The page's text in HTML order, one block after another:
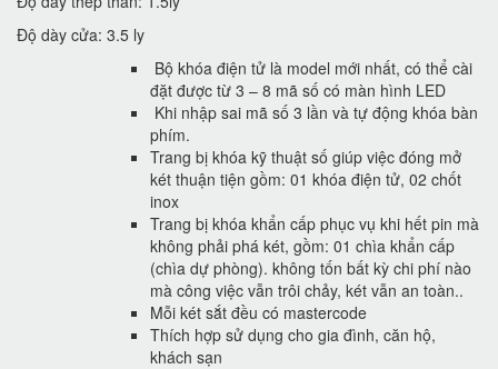
Độ dày cửa: 3.5 ly
Bộ khóa điện tử là model mới nhất, có thể cài
đặt được từ 3 – 8 mã số có màn hình LED
Khi nhập sai mã số 3 lần và tự động khóa bàn
phím.
Trang bị khóa kỹ thuật số giúp việc đóng mở
két thuận tiện gồm: 01 khóa điện tử, 02 chốt
inox
Trang bị khóa khẩn cấp phục vụ khi hết pin mà
không phải phá két, gồm: 01 chìa khẩn cấp
(chìa dự phòng). không tốn bất kỳ chi phí nào
mà công việc vẫn trôi chảy, két vẫn an toàn..
Mỗi két sắt đều có mastercode
Thích hợp sử dụng cho gia đình, căn hộ,
khách sạn